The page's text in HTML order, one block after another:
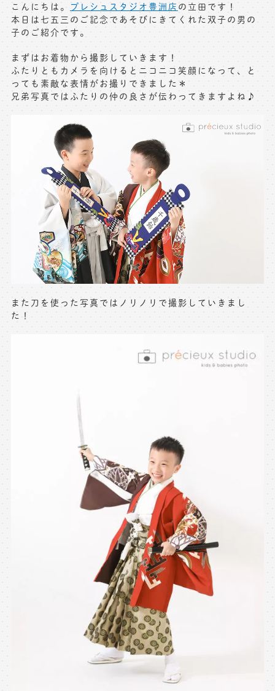
初節句記念写真撮影
フォトウェディング
出張撮影(鎌倉)
無料会員登録
お問い合わせ窓口
店舗情報についてはお手数ですが
各店舗までお問い合わせください
toiawase@precieux-studio.com
※上記アドレスは総合窓口となります
[営業時間] 9:00～17:00
[定休日] 土日祝日
マイページへログインする
こんにちは。 プレシュスタジオ豊洲店 の立田です！
本日は七五三のご記念であそびにきてくれた双子の男の
子のご紹介です。
まずはお着物から撮影していきます！
ふたりともカメラを向けるとニコニコ笑顔になって、と
っても素敵な表情がお撮りできました＊
兄弟写真ではふたりの仲の良さが伝わってきますよね♪
また刀を使った写真ではノリノリで撮影していきまし
た！